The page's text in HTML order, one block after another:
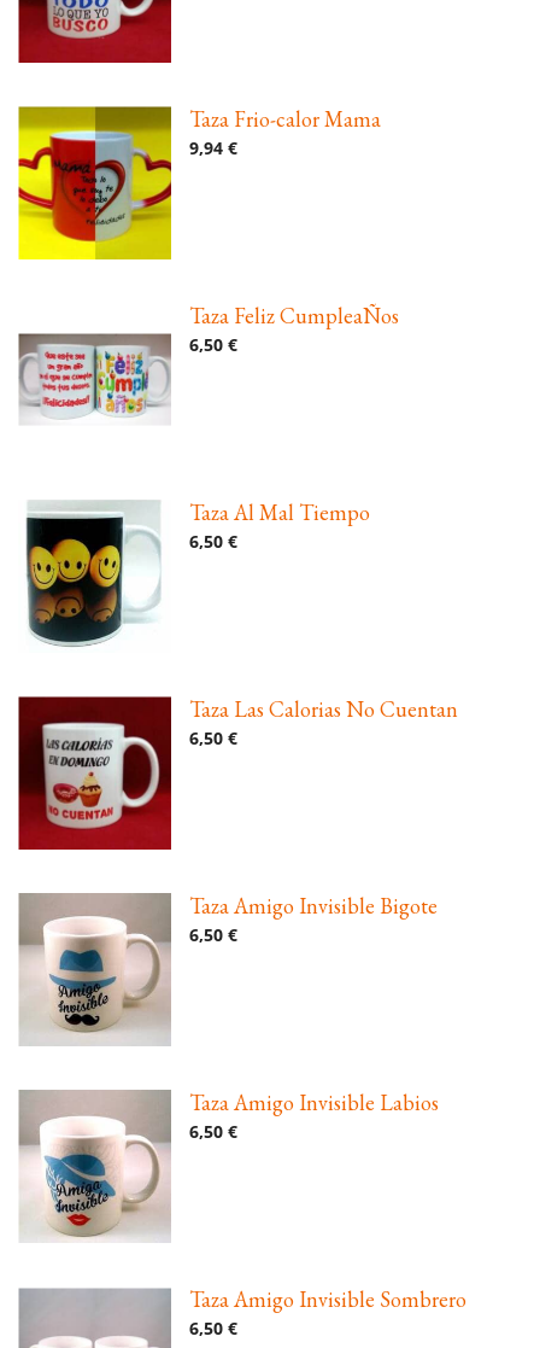
Taza Frio-calor Mama
9,94 €
Taza Feliz CumpleaÑos
6,50 €
Taza Al Mal Tiempo
6,50 €
Taza Las Calorias No Cuentan
6,50 €
Taza Amigo Invisible Bigote
6,50 €
Taza Amigo Invisible Labios
6,50 €
Taza Amigo Invisible Sombrero
6,50 €